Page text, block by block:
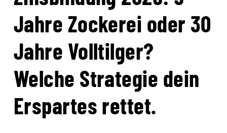
Jahre Zockerei oder 30
Jahre Volltilger?
Welche Strategie dein
Erspartes rettet.